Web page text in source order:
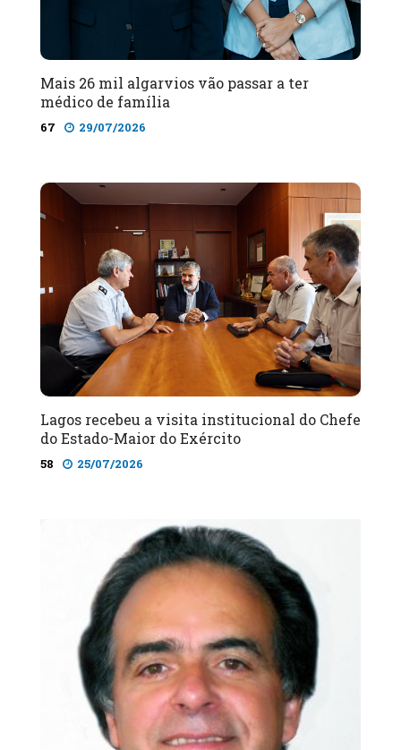
Mais 26 mil algarvios vão passar a ter
médico de família
67 29/07/2026
Lagos recebeu a visita institucional do Chefe
do Estado-Maior do Exército
58 25/07/2026